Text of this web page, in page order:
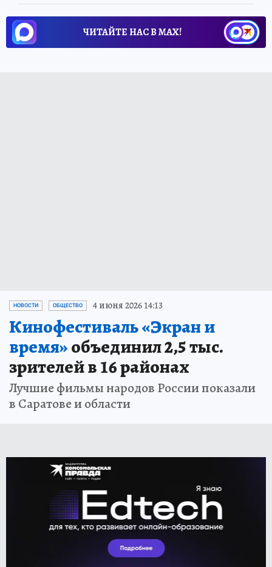
ЧИТАЙТЕ НАС В МАХ!
НОВОСТИ ОБЩЕСТВО 4 июня 2026 14:13
Кинофестиваль «Экран и
время»объединил 2,5 тыс.
зрителей в 16 районах
Лучшие фильмы народов России показали
в Саратове и области